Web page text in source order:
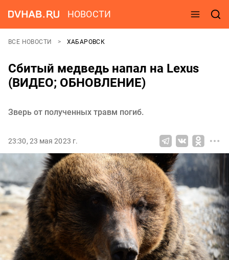
НОВОСТИ
ВСЕ НОВОСТИ ХАБАРОВСК
Сбитый медведь напал на Lexus
(ВИДЕО; ОБНОВЛЕНИЕ)
Зверь от полученных травм погиб.
23:30, 23 мая 2023 г.